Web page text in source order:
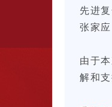
先进
张家
由于
解和支